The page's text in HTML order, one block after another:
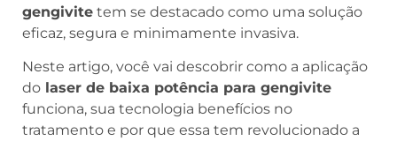
gengivite tem se destacado como uma solução
eficaz, segura e minimamente invasiva.
Neste artigo, você vai descobrir como a aplicação
do laser de baixa potência para gengivite
funciona, sua tecnologia benefícios no
tratamento e por que essa tem revolucionado a